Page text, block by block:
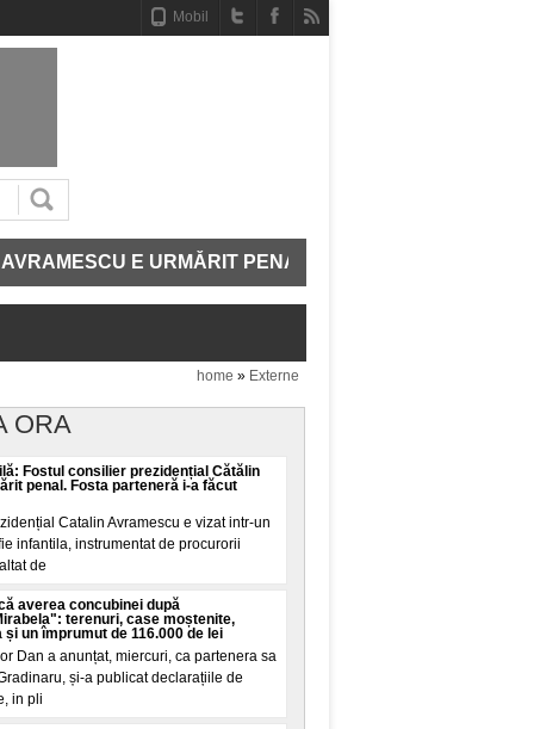
Mobil
E URMĂRIT PENAL. FOSTA PARTENERĂ I-A FĂCUT
home » Externe
ORA
Fostul consilier prezidențial Cătălin
penal. Fosta parteneră i-a făcut
Catalin Avramescu e vizat intr-un
infantila, instrumentat de procurorii
de
averea concubinei după
terenuri, case moștenite,
un împrumut de 116.000 de lei
Dan a anunțat, miercuri, ca partenera sa
și-a publicat declarațiile de
in pli